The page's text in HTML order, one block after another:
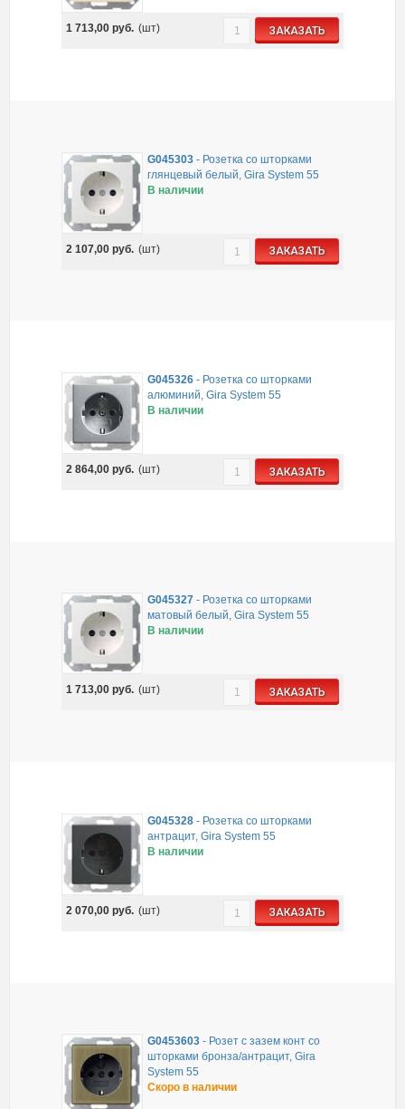
1 713,00 руб. (шт) ЗАКАЗАТЬ
G045303- Розетка со шторками
глянцевый белый, Gira System 55
В наличии
2 107,00 руб. (шт) ЗАКАЗАТЬ
G045326- Розетка со шторками
алюминий, Gira System 55
В наличии
2 864,00 руб. (шт) ЗАКАЗАТЬ
G045327- Розетка со шторками
матовый белый, Gira System 55
В наличии
1 713,00 руб. (шт) ЗАКАЗАТЬ
G045328- Розетка со шторками
антрацит, Gira System 55
В наличии
2 070,00 руб. (шт) ЗАКАЗАТЬ
G0453603- Розет с зазем конт со
шторками бронза/антрацит, Gira
System 55
Скоро в наличии